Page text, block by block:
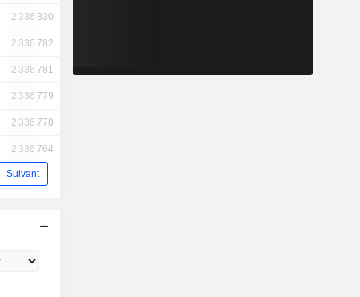
2 336 830
2 336 782
2 336 781
2 336 779
2 336 778
2 336 764
Suivant